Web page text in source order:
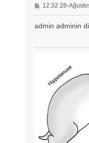
M
e
s
12:32 28-
admin adminin